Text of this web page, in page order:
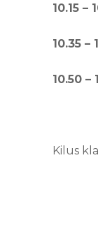
10.15 –
10.35 –
10.50 –
Kilus